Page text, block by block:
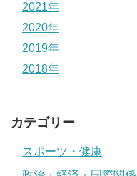
2021年
2020年
2019年
2018年
カテゴリー
スポーツ・健康